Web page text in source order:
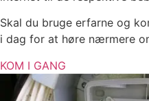
Skal du bruge erfarne og
i dag for at høre nærmere
KOM I GANG